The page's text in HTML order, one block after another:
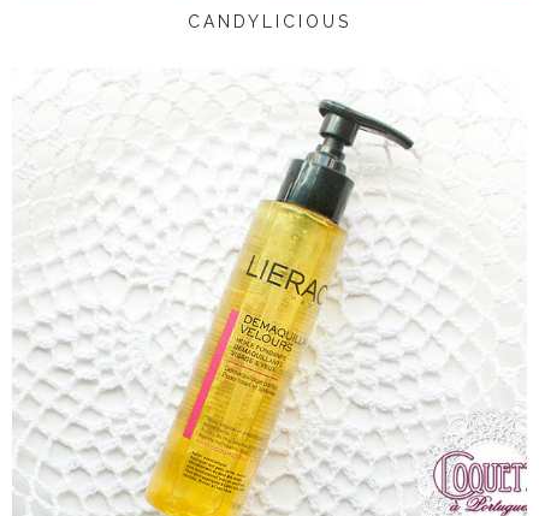
CANDYLICIOUS